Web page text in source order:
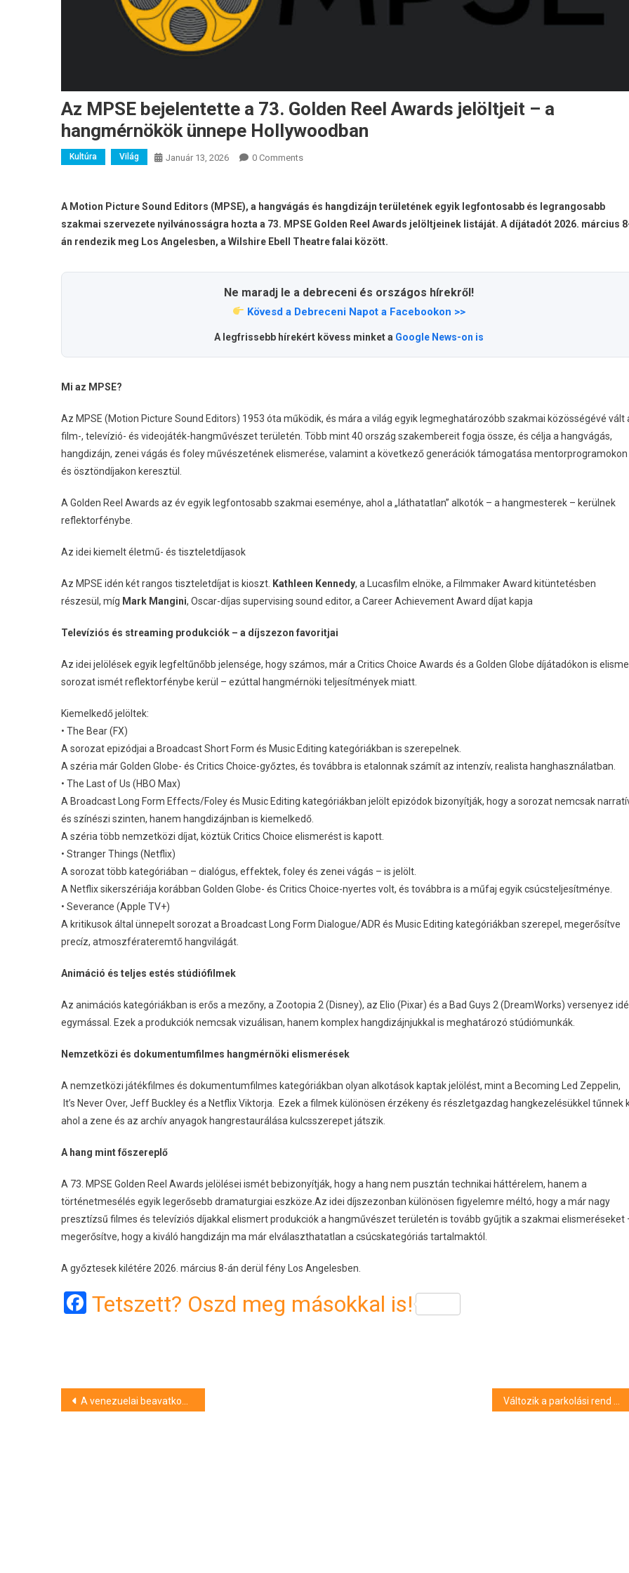
Az MPSE bejelentette a 73. Golden Reel Awards jelöltjeit – a
hangmérnökök ünnepe Hollywoodban
Kultúra Világ Január 13, 2026 0 Comments
A Motion Picture Sound Editors (MPSE), a hangvágás és hangdizájn területének egyik legfontosabb és legrangosabb
szakmai szervezete nyilvánosságra hozta a 73. MPSE Golden Reel Awards jelöltjeinek listáját. A díjátadót 2026. március
án rendezik meg Los Angelesben, a Wilshire Ebell Theatre falai között.
Ne maradj le a debreceni és országos hírekről!
Kövesd a Debreceni Napot a Facebookon >>
A legfrissebb hírekért kövess minket a Google News-on is
Mi az MPSE?
Az MPSE (Motion Picture Sound Editors) 1953 óta működik, és mára a világ egyik legmeghatározóbb szakmai közösségévé vált
film-, televízió- és videojáték-hangművészet területén. Több mint 40 ország szakembereit fogja össze, és célja a hangvágás,
hangdizájn, zenei vágás és foley művészetének elismerése, valamint a következő generációk támogatása mentorprogramokon
és ösztöndíjakon keresztül.
A Golden Reel Awards az év egyik legfontosabb szakmai eseménye, ahol a „láthatatlan” alkotók – a hangmesterek – kerülnek
reflektorfénybe.
Az idei kiemelt életmű- és tiszteletdíjasok
Az MPSE idén két rangos tiszteletdíjat is kioszt. Kathleen Kennedy, a Lucasfilm elnöke, a Filmmaker Award kitüntetésben
részesül, míg Mark Mangini, Oscar-díjas supervising sound editor, a Career Achievement Award díjat kapja
Televíziós és streaming produkciók – a díjszezon favoritjai
Az idei jelölések egyik legfeltűnőbb jelensége, hogy számos, már a Critics Choice Awards és a Golden Globe díjátadókon is
sorozat ismét reflektorfénybe kerül – ezúttal hangmérnöki teljesítmények miatt.
Kiemelkedő jelöltek:
• The Bear (FX)
A sorozat epizódjai a Broadcast Short Form és Music Editing kategóriákban is szerepelnek.
A széria már Golden Globe- és Critics Choice-győztes, és továbbra is etalonnak számít az intenzív, realista hanghasználatban.
• The Last of Us (HBO Max)
A Broadcast Long Form Effects/Foley és Music Editing kategóriákban jelölt epizódok bizonyítják, hogy a sorozat nemcsak
és színészi szinten, hanem hangdizájnban is kiemelkedő.
A széria több nemzetközi díjat, köztük Critics Choice elismerést is kapott.
• Stranger Things (Netflix)
A sorozat több kategóriában – dialógus, effektek, foley és zenei vágás – is jelölt.
A Netflix sikerszériája korábban Golden Globe- és Critics Choice-nyertes volt, és továbbra is a műfaj egyik csúcsteljesítménye.
• Severance (Apple TV+)
A kritikusok által ünnepelt sorozat a Broadcast Long Form Dialogue/ADR és Music Editing kategóriákban szerepel, megerősítve
precíz, atmoszférateremtő hangvilágát.
Animáció és teljes estés stúdiófilmek
Az animációs kategóriákban is erős a mezőny, a Zootopia 2 (Disney), az Elio (Pixar) és a Bad Guys 2 (DreamWorks) versenyez
egymással. Ezek a produkciók nemcsak vizuálisan, hanem komplex hangdizájnjukkal is meghatározó stúdiómunkák.
Nemzetközi és dokumentumfilmes hangmérnöki elismerések
A nemzetközi játékfilmes és dokumentumfilmes kategóriákban olyan alkotások kaptak jelölést, mint a Becoming Led Zeppelin,
It’s Never Over, Jeff Buckley és a Netflix Viktorja. Ezek a filmek különösen érzékeny és részletgazdag hangkezelésükkel tűnnek
ahol a zene és az archív anyagok hangrestaurálása kulcsszerepet játszik.
A hang mint főszereplő
A 73. MPSE Golden Reel Awards jelölései ismét bebizonyítják, hogy a hang nem pusztán technikai háttérelem, hanem a
történetmesélés egyik legerősebb dramaturgiai eszköze.Az idei díjszezonban különösen figyelemre méltó, hogy a már nagy
presztízsű filmes és televíziós díjakkal elismert produkciók a hangművészet területén is tovább gyűjtik a szakmai elismeréseket
megerősítve, hogy a kiváló hangdizájn ma már elválaszthatatlan a csúcskategóriás tartalmaktól.
A győztesek kilétére 2026. március 8-án derül fény Los Angelesben.
Facebook
Tetszett? Oszd meg másokkal is!
Bejegyzés
A venezuelai beavatkozás egyértelműen jogsértés, de Európában sokáig illúziókban éltünk – Demkó Attila a Debreceni Napnak